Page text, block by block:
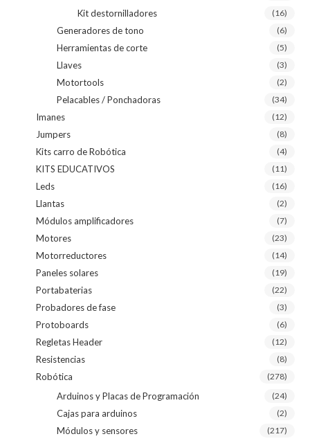
Kit destornilladores (16)
Generadores de tono (6)
Herramientas de corte (5)
Llaves (3)
Motortools (2)
Pelacables / Ponchadoras (34)
Imanes (12)
Jumpers (8)
Kits carro de Robótica (4)
KITS EDUCATIVOS (11)
Leds (16)
Llantas (2)
Módulos amplificadores (7)
Motores (23)
Motorreductores (14)
Paneles solares (19)
Portabaterias (22)
Probadores de fase (3)
Protoboards (6)
Regletas Header (12)
Resistencias (8)
Robótica (278)
Arduinos y Placas de Programación (24)
Cajas para arduinos (2)
Módulos y sensores (217)